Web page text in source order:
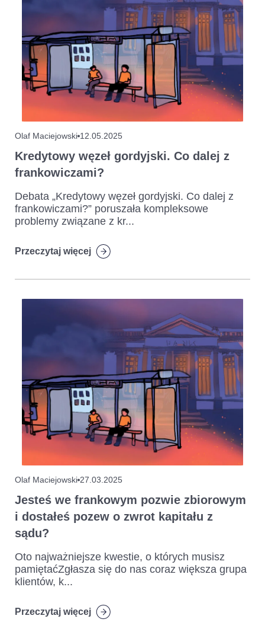
Olaf Maciejowski 12.05.2025
Kredytowy węzeł gordyjski. Co dalej z
frankowiczami?
Debata „Kredytowy węzeł gordyjski. Co dalej z
frankowiczami?” poruszała kompleksowe
problemy związane z kr...
Przeczytaj więcej
Olaf Maciejowski 27.03.2025
Jesteś we frankowym pozwie zbiorowym
i dostałeś pozew o zwrot kapitału z
sądu?
Oto najważniejsze kwestie, o których musisz
pamiętaćZgłasza się do nas coraz większa grupa
klientów, k...
Przeczytaj więcej